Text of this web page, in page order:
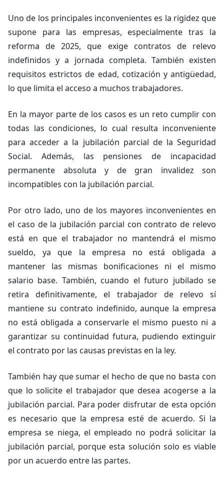
Uno de los principales inconvenientes es la rigidez que
supone para las empresas, especialmente tras la
reforma de 2025, que exige contratos de relevo
indefinidos y a jornada completa. También existen
requisitos estrictos de edad, cotización y antigüedad,
lo que limita el acceso a muchos trabajadores.
En la mayor parte de los casos es un reto cumplir con
todas las condiciones, lo cual resulta inconveniente
para acceder a la jubilación parcial de la Seguridad
Social. Además, las pensiones de incapacidad
permanente absoluta y de gran invalidez son
incompatibles con la jubilación parcial.
Por otro lado, uno de los mayores inconvenientes en
el caso de la jubilación parcial con contrato de relevo
está en que el trabajador no mantendrá el mismo
sueldo, ya que la empresa no está obligada a
mantener las mismas bonificaciones ni el mismo
salario base. También, cuando el futuro jubilado se
retira definitivamente, el trabajador de relevo sí
mantiene su contrato indefinido, aunque la empresa
no está obligada a conservarle el mismo puesto ni a
garantizar su continuidad futura, pudiendo extinguir
el contrato por las causas previstas en la ley.
También hay que sumar el hecho de que no basta con
que lo solicite el trabajador que desea acogerse a la
jubilación parcial. Para poder disfrutar de esta opción
es necesario que la empresa esté de acuerdo. Si la
empresa se niega, el empleado no podrá solicitar la
jubilación parcial, porque esta solución solo es viable
por un acuerdo entre las partes.